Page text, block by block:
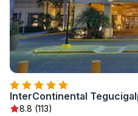
8.8 (113)